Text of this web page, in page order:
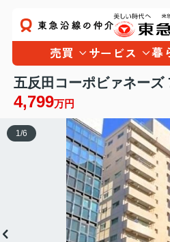
売買 サービス 暮
五反田コーポビァネーズ
4,799万円
1 /6